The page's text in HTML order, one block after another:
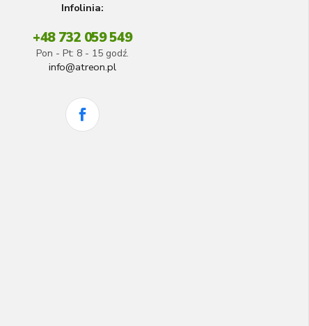
Infolinia:
+48 732 059 549
Pon - Pt: 8 - 15 godź.
info@atreon.pl